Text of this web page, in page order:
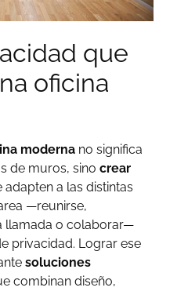
que
oficina
moderna no significa
de muros, sino crear
adapten a las distintas
—reunirse,
llamada o colaborar—
privacidad. Lograr ese
soluciones
combinan diseño,